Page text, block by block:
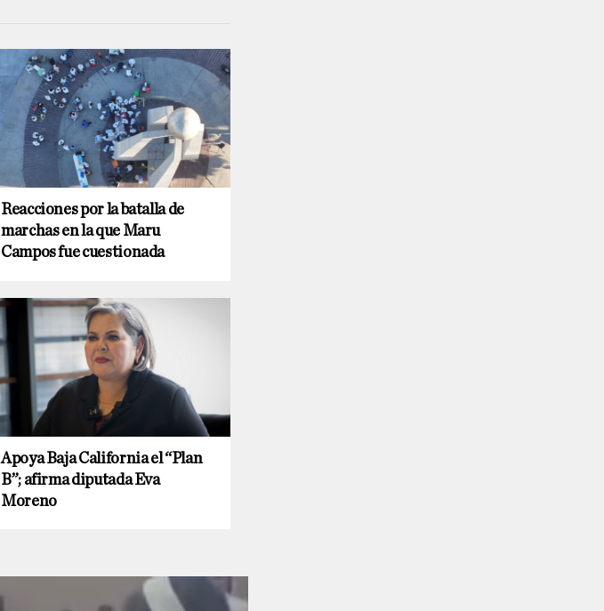
Reacciones por la batalla de
marchas en la que Maru
Campos fue cuestionada
Apoya Baja California el “Plan
B”; afirma diputada Eva
Moreno